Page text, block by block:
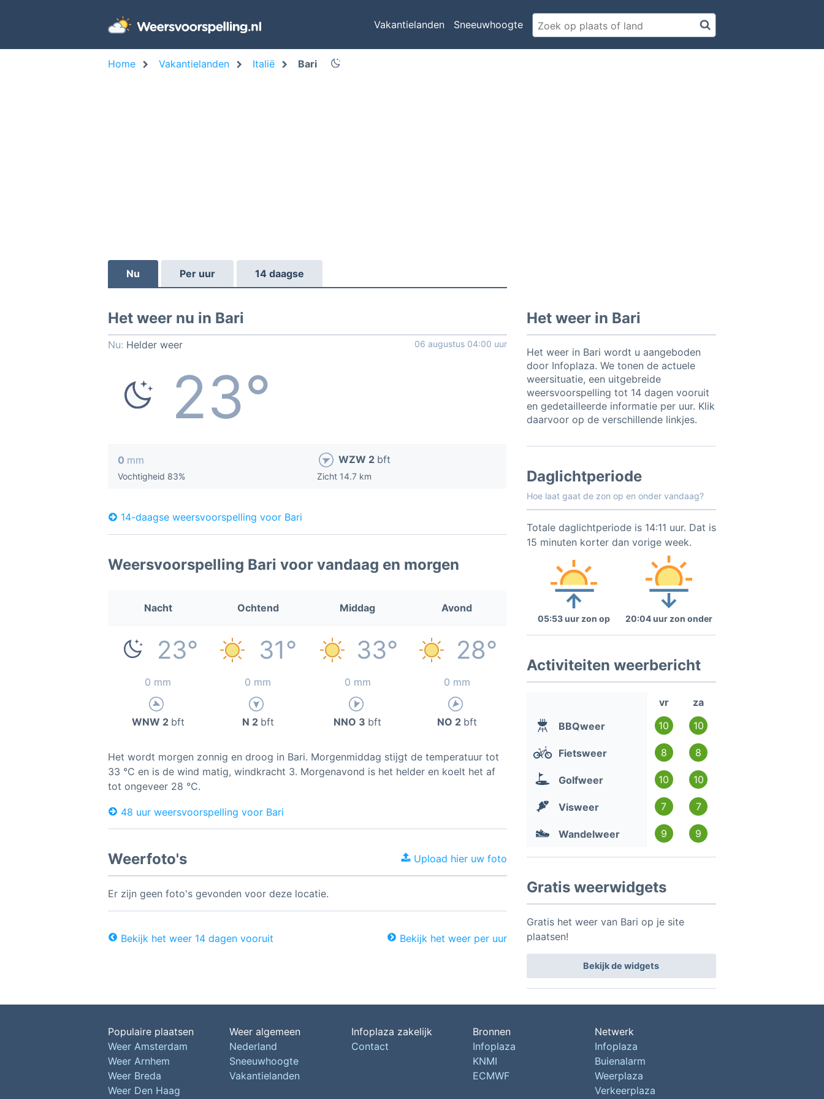
Vakantielanden Sneeuwhoogte
Home Vakantielanden Italië Bari
Nu Per uur 14 daagse
Het weer nu in Bari
Nu: Helder weer 06 augustus 04:00 uur
23°
0 mm
Vochtigheid 83%
WZW 2 bft
Zicht 14.7 km
14-daagse weersvoorspelling voor Bari
Weersvoorspelling Bari voor vandaag en morgen
Nacht Ochtend Middag Avond
23° 31° 33° 28°
0 mm 0 mm 0 mm 0 mm
WNW 2 bft N 2 bft NNO 3 bft NO 2 bft
Het wordt morgen zonnig en droog in Bari. Morgenmiddag stijgt de temperatuur tot
33 °C en is de wind matig, windkracht 3. Morgenavond is het helder en koelt het af
tot ongeveer 28 °C.
48 uur weersvoorspelling voor Bari
Weerfoto's Upload hier uw foto
Er zijn geen foto's gevonden voor deze locatie.
Bekijk het weer 14 dagen vooruit Bekijk het weer per uur
Het weer in Bari
Het weer in Bari wordt u aangeboden
door Infoplaza. We tonen de actuele
weersituatie, een uitgebreide
weersvoorspelling tot 14 dagen vooruit
en gedetailleerde informatie per uur. Klik
daarvoor op de verschillende linkjes.
Daglichtperiode
Hoe laat gaat de zon op en onder vandaag?
Totale daglichtperiode is 14:11 uur. Dat is
15 minuten korter dan vorige week.
05:53 uur zon op 20:04 uur zon onder
Activiteiten weerbericht
vr
za
BBQweer
10 10
Fietsweer 8 8
Golfweer 10 10
Visweer 7 7
Wandelweer 9 9
Gratis weerwidgets
Gratis het weer van Bari op je site
plaatsen!
Bekijk de widgets
Populaire plaatsen
Weer Amsterdam
Weer Arnhem
Weer Breda
Weer Den Haag
Weer algemeen
Nederland
Sneeuwhoogte
Vakantielanden
Infoplaza zakelijk
Contact
Bronnen
Infoplaza
KNMI
ECMWF
Netwerk
Infoplaza
Buienalarm
Weerplaza
Verkeerplaza